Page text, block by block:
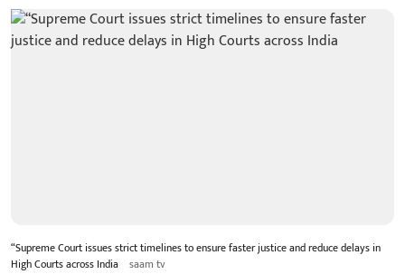
“Supreme Court issues strict timelines to ensure faster justice and reduce delays in
High Courts across India saam tv